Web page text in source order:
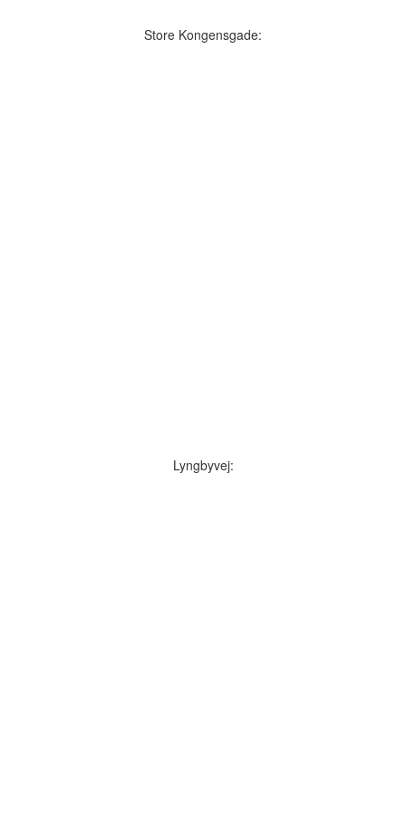
Store Kongensgade:
Lyngbyvej: